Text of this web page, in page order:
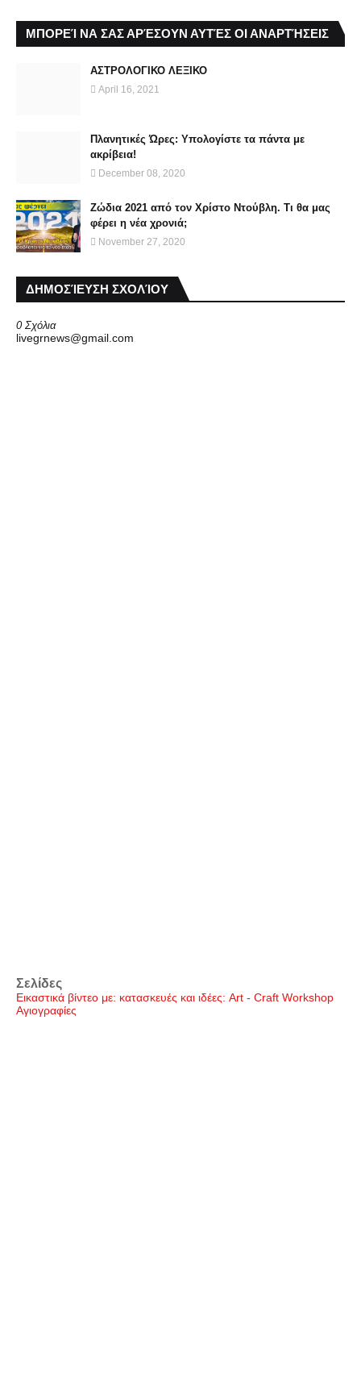
ΜΠΟΡΕΊ ΝΑ ΣΑΣ ΑΡΈΣΟΥΝ ΑΥΤΈΣ ΟΙ ΑΝΑΡΤΉΣΕΙΣ
ΑΣΤΡΟΛΟΓΙΚΟ ΛΕΞΙΚΟ
April 16, 2021
Πλανητικές Ώρες: Υπολογίστε τα πάντα με
ακρίβεια!
December 08, 2020
Ζώδια 2021 από τον Χρίστο Ντούβλη. Τι θα μας
φέρει η νέα χρονιά;
November 27, 2020
ΔΗΜΟΣΊΕΥΣΗ ΣΧΟΛΊΟΥ
0 Σχόλια
livegrnews@gmail.com
Σελίδες
Εικαστικά βίντεο με: κατασκευές και ιδέες: Art - Craft Workshop
Αγιογραφίες